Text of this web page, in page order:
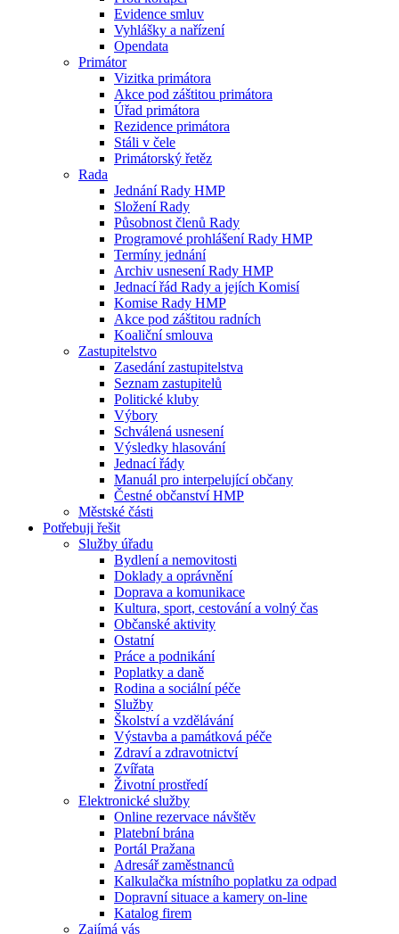
Evidence smluv
Vyhlášky a nařízení
Opendata
Primátor
Vizitka primátora
Akce pod záštitou primátora
Úřad primátora
Rezidence primátora
Stáli v čele
Primátorský řetěz
Rada
Jednání Rady HMP
Složení Rady
Působnost členů Rady
Programové prohlášení Rady HMP
Termíny jednání
Archiv usnesení Rady HMP
Jednací řád Rady a jejích Komisí
Komise Rady HMP
Akce pod záštitou radních
Koaliční smlouva
Zastupitelstvo
Zasedání zastupitelstva
Seznam zastupitelů
Politické kluby
Výbory
Schválená usnesení
Výsledky hlasování
Jednací řády
Manuál pro interpelující občany
Čestné občanství HMP
Městské části
Potřebuji řešit
Služby úřadu
Bydlení a nemovitosti
Doklady a oprávnění
Doprava a komunikace
Kultura, sport, cestování a volný čas
Občanské aktivity
Ostatní
Práce a podnikání
Poplatky a daně
Rodina a sociální péče
Služby
Školství a vzdělávání
Výstavba a památková péče
Zdraví a zdravotnictví
Zvířata
Životní prostředí
Elektronické služby
Online rezervace návštěv
Platební brána
Portál Pražana
Adresář zaměstnanců
Kalkulačka místního poplatku za odpad
Dopravní situace a kamery on-line
Katalog firem
Zajímá vás